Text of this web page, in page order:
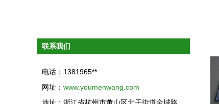
联系我们
电话：1381965**
网址： www.youmenwang.com